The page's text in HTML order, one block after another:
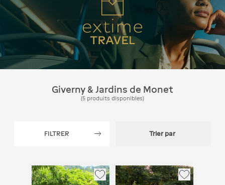
Giverny et les jardins de
Monet : visite et excursion
depuis Paris
FILTRER Trier par
Giverny & Jardins de Monet
(5 produits disponibles)